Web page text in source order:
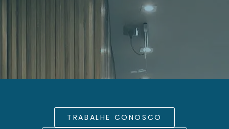
TRABALHE CONOSCO